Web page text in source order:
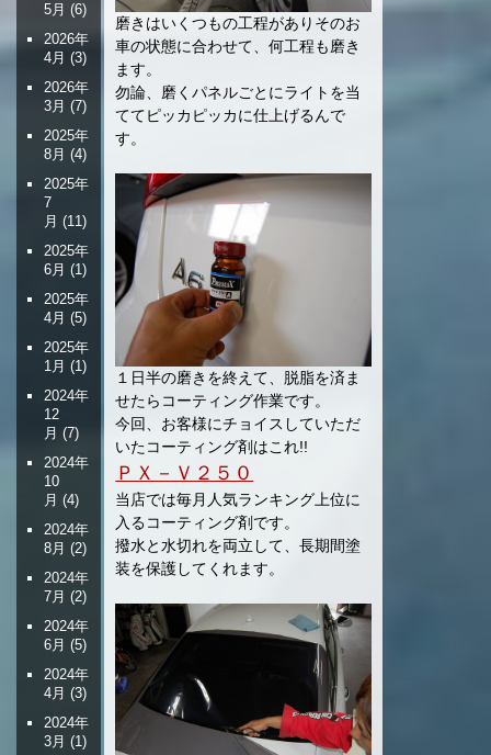
磨きはいくつもの工程がありそのお
車の状態に合わせて、何工程も磨き
ます。
勿論、磨くパネルごとにライトを当
ててピッカピッカに仕上げるんで
す。
１日半の磨きを終えて、脱脂を済ま
せたらコーティング作業です。
今回、お客様にチョイスしていただ
いたコーティング剤はこれ!!
ＰＸ－Ｖ２５０
当店では毎月人気ランキング上位に
入るコーティング剤です。
撥水と水切れを両立して、長期間塗
装を保護してくれます。
5月 (6)
2026年
4月 (3)
2026年
3月 (7)
2025年
8月 (4)
2025年
7
月 (11)
2025年
6月 (1)
2025年
4月 (5)
2025年
1月 (1)
2024年
12
月 (7)
2024年
10
月 (4)
2024年
8月 (2)
2024年
7月 (2)
2024年
6月 (5)
2024年
4月 (3)
2024年
3月 (1)